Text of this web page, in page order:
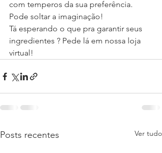
com temperos da sua preferência.
Pode soltar a imaginação!
Tá esperando o que pra garantir seus
ingredientes ? Pede lá em nossa loja
virtual!
Posts recentes Ver tudo